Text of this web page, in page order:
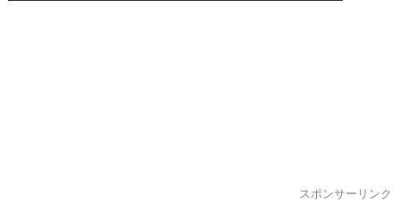
スポンサーリンク